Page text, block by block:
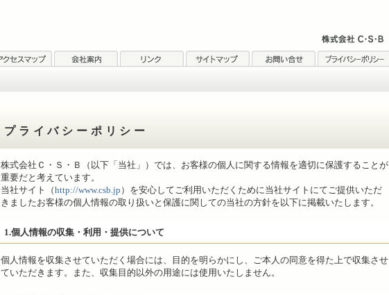
プライバシーポリシー
株式会社Ｃ・Ｓ・Ｂ（以下「当社」）では、お客様の個人に関する情報を適切に保護することが
重要だと考えています。
当社サイト（http://www.csb.jp ）を安心してご利用いただくために当社サイトにてご提供いただ
きましたお客様の個人情報の取り扱いと保護に関しての当社の方針を以下に掲載いたします。
1.個人情報の収集・利用・提供について
個人情報を収集させていただく場合には、目的を明らかにし、ご本人の同意を得た上で収集させ
ていただきます。また、収集目的以外の用途には使用いたしません。